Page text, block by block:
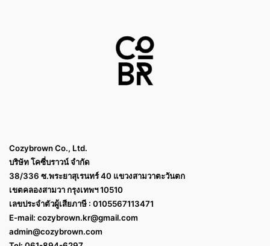
Cozybrown Co., Ltd.
บริษัท โคซี่บราวน์ จำกัด
38/336 ซ.พระยาสุเรนทร์ 40 แขวงสามวาตะวันตก
เขตคลองสามวา กรุงเทพฯ 10510
เลขประจำตัวผู้เสียภาษี : 0105567113471
E-mail: cozybrown.kr@gmail.com
admin@cozybrown.com